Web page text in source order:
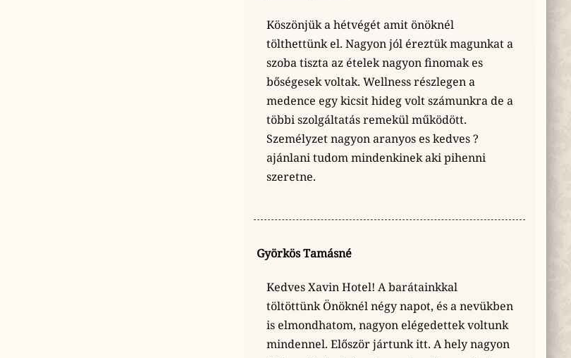
Köszönjük a hétvégét amit önöknél
tölthettünk el. Nagyon jól éreztük magunkat a
szoba tiszta az ételek nagyon finomak es
bőségesek voltak. Wellness részlegen a
medence egy kicsit hideg volt számunkra de a
többi szolgáltatás remekül működött.
Személyzet nagyon aranyos es kedves ?
ajánlani tudom mindenkinek aki pihenni
szeretne.
Györkös Tamásné
Kedves Xavin Hotel! A barátainkkal
töltöttünk Önöknél négy napot, és a nevükben
is elmondhatom, nagyon elégedettek voltunk
mindennel. Először jártunk itt. A hely nagyon